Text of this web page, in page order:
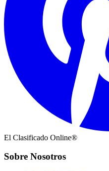
El Clasificado Online®
Sobre Nosotros